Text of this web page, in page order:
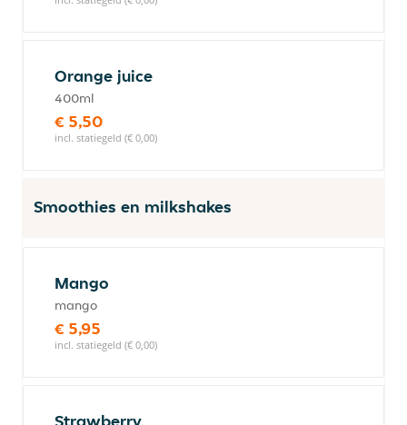
Orange juice
400ml
€ 5,50
incl. statiegeld (€ 0,00)
Smoothies en milkshakes
Mango
mango
€ 5,95
incl. statiegeld (€ 0,00)